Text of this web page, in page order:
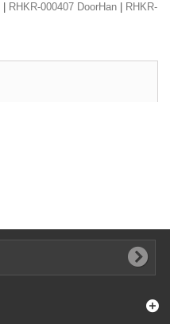
RHKR-000407 DoorHan
RHKR-